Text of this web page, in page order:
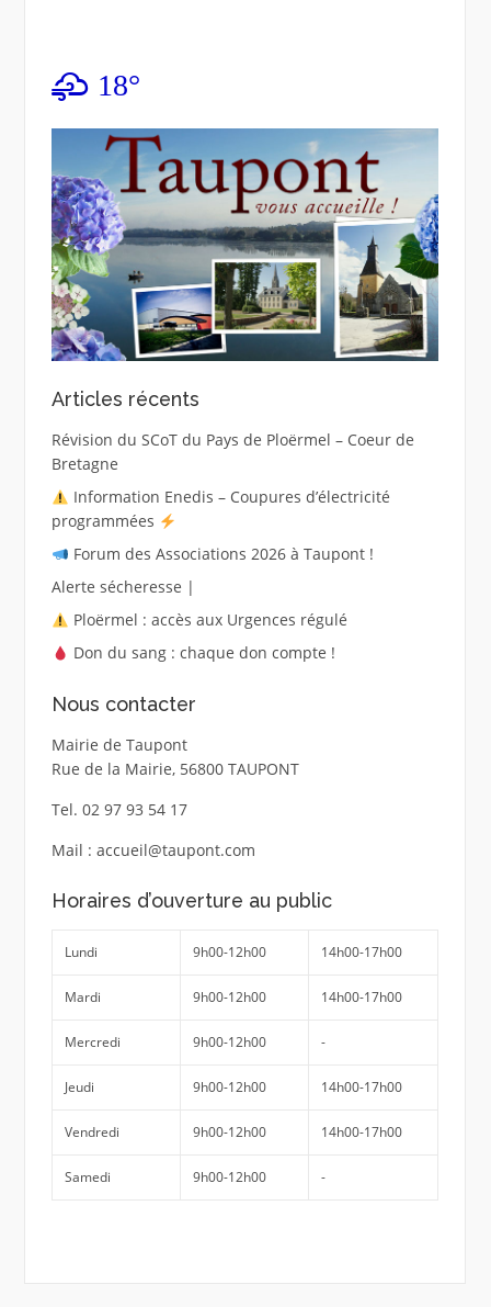
18°
Articles récents
Révision du SCoT du Pays de Ploërmel – Coeur de
Bretagne
Information Enedis – Coupures d’électricité
programmées
Forum des Associations 2026 à Taupont !
Alerte sécheresse |
Ploërmel : accès aux Urgences régulé
Don du sang : chaque don compte !
Nous contacter
Mairie de Taupont
Rue de la Mairie, 56800 TAUPONT
Tel. 02 97 93 54 17
Mail : accueil@taupont.com
Horaires d’ouverture au public
Lundi 9h00-12h00 14h00-17h00
Mardi 9h00-12h00 14h00-17h00
Mercredi 9h00-12h00 -
Jeudi 9h00-12h00 14h00-17h00
Vendredi 9h00-12h00 14h00-17h00
Samedi 9h00-12h00 -